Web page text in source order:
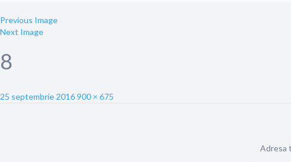
Previous Image
Next Image
8
Posted
25 septembrie 2016Full
900 × 675
Adresa